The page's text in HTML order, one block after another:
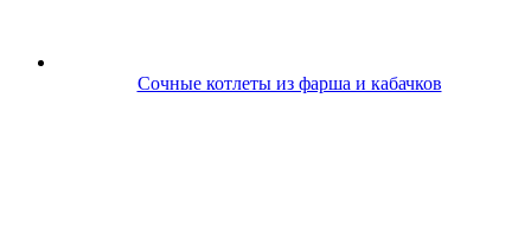
Сочные котлеты из фарша и кабачков